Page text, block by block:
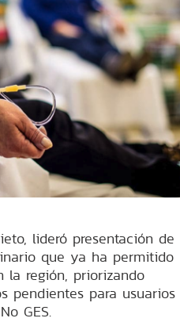
lideró presentación de
que ya ha permitido
la región, priorizando
pendientes para usuarios
GES.